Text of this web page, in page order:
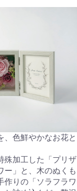
、色鮮やかなお花と
殊加工した「プリザ
ー」と、木のぬくも
作りの「ソラフラワ